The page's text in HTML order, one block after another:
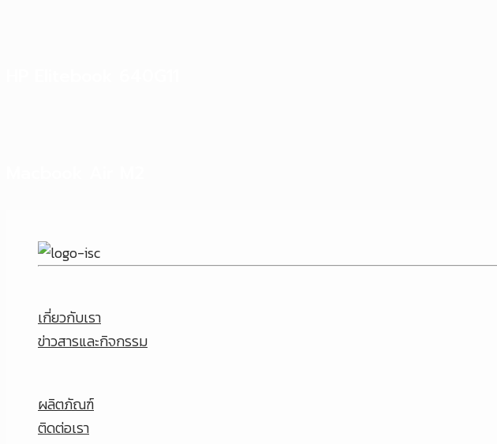
เกี่ยวกับเรา
ข่าวสารและกิจกรรม
ผลิตภัณฑ์
ติดต่อเรา